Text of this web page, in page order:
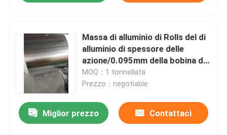
Massa di alluminio di Rolls del di
alluminio di spessore delle
azione/0.095mm della bobina di
rivestimento del mulino
MOQ：1 tonnellata
Prezzo：negotiable
Miglior prezzo Contattaci